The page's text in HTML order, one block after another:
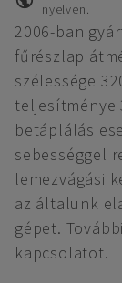
nyelven.
2006-ban
fűrészlap
szélessége
teljesítménye
betáplálás
sebességgel
lemezvágási
az általunk
gépet.
kapcsolatot.